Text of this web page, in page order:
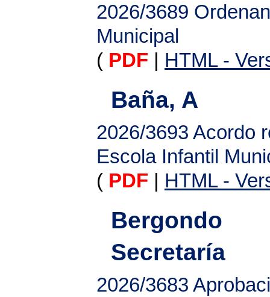
2026/3689
Municipal
( PDF HTML -
Baña, A
2026/3693 Acordo
Escola Infantil
( PDF HTML -
Bergondo
Secretaría
2026/3683